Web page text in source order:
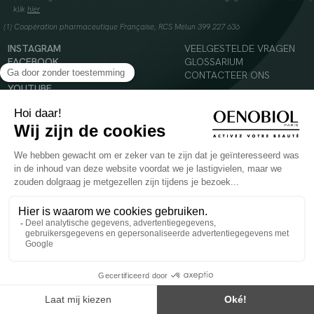
klik hier
(1) Coopération pharmaceutique Française, RCS Melun 399 227 636
INSTAGRAM
FACEBOOK
TIKTOK
YOUTUBE
VEELGESTELDE VRAGEN
GLOSSARIUM
CONTACTEER ONS
Voedingssupplement dat moet worden geconsumeerd als onderdeel van een gevarieerde,
evenwichtige voeding en een gezonde levensstijl. Aanbevolen dagelijkse dosis niet
overschrijden. Enkel voor volwassenen, buiten het bereik van kinderen houden.